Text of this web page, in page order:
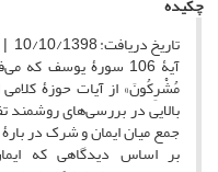
چکیده
تاریخ دریافت: 10/10/1398 | تاریخ پذیرش: 02/04/1399
آیۀ 106 سورۀ یوسف
مُشْرِکُونَ» از آیات حوزۀ
بالایی در بررسی‌های روشمند
جمع میان ایمان و شرک در
بر اساس دیدگاهی که